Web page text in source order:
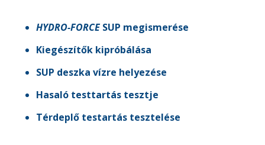
HYDRO-FORCE SUP megismerése
Kiegészítők kipróbálása
SUP deszka vízre helyezése
Hasaló testtartás tesztje
Térdeplő testartás tesztelése